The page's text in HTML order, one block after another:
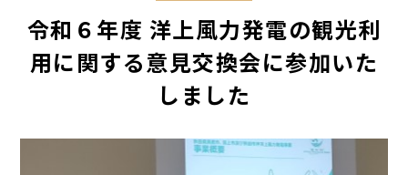
令和６年度 洋上風力発電の観光利
用に関する意見交換会に参加いた
しました